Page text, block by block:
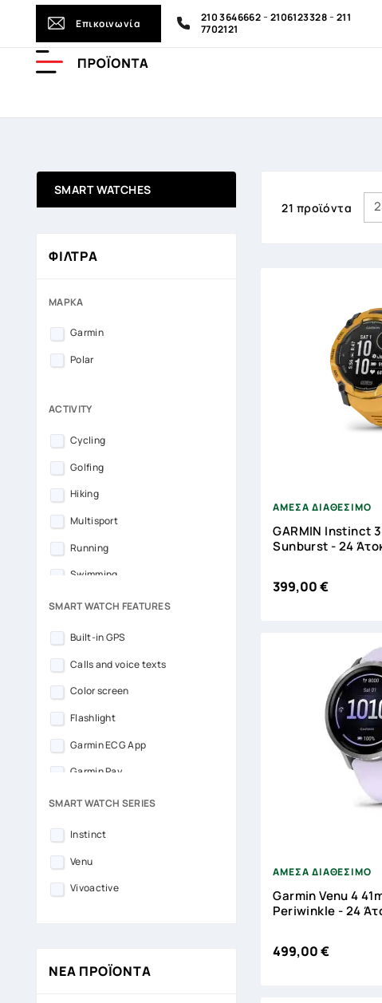
Επικοινωνία 210 3646662- 2106123328- 211
7702121
SMART WATCHES
ΦΙΛΤΡA
ΜΆΡΚΑ
Garmin
Polar
ACTIVITY
Cycling
Golfing
Hiking
Multisport
Running
Swimming
Triathlon
SMART WATCH FEATURES
Built-in GPS
Calls and voice texts
Color screen
Flashlight
Garmin ECG App
Garmin Pay
HRV Status
SMART WATCH SERIES
Instinct
Venu
Vivoactive
ΝΈΑ ΠΡΟΪΌΝΤΑ
21 προϊόντα
ΑΜΕΣΑ ΔΙΑΘΕΣΙΜΟ
GARMIN Instinct
Sunburst - 24
399,00 €
ΑΜΕΣΑ ΔΙΑΘΕΣΙΜΟ
Garmin Venu 4
Periwinkle - 24
499,00 €